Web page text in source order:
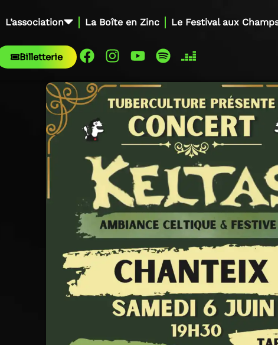
L’association La Boîte en Zinc Le Festival aux
Billetterie